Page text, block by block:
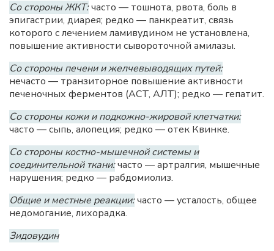
Со стороны ЖКТ:часто — тошнота, рвота, боль в
эпигастрии, диарея; редко — панкреатит, связь
которого с лечением ламивудином не установлена,
повышение активности сывороточной амилазы.
Со стороны печени и желчевыводящих путей:
нечасто — транзиторное повышение активности
печеночных ферментов (ACT, АЛТ); редко — гепатит.
Со стороны кожи и подкожно-жировой клетчатки:
часто — сыпь, алопеция; редко — отек Квинке.
Со стороны костно-мышечной системы и
соединительной ткани:часто — артралгия, мышечные
нарушения; редко — рабдомиолиз.
Общие и местные реакции:часто — усталость, общее
недомогание, лихорадка.
Зидовудин